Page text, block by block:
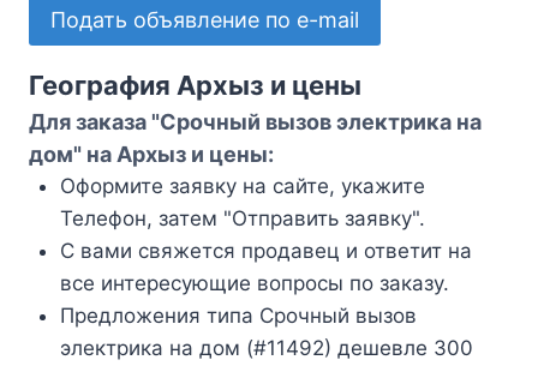
Подать объявление по e-mail
География Архыз и цены
Для заказа "Срочный вызов электрика на
дом" на Архыз и цены:
Оформите заявку на сайте, укажите
Телефон, затем "Отправить заявку".
С вами свяжется продавец и ответит на
все интересующие вопросы по заказу.
Предложения типа Срочный вызов
электрика на дом (#11492) дешевле 300